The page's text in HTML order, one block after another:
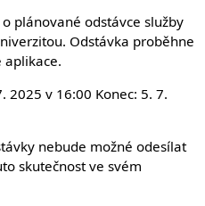
plánované odstávce služby
Odstávka proběhne
aplikace.
2025 v 16:00 Konec: 5. 7.
nebude možné odesílat
skutečnost ve svém